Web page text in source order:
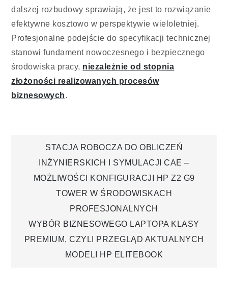
dalszej rozbudowy sprawiają, że jest to rozwiązanie
efektywne kosztowo w perspektywie wieloletniej.
Profesjonalne podejście do specyfikacji technicznej
stanowi fundament nowoczesnego i bezpiecznego
środowiska pracy, niezależnie od stopnia
złożoności realizowanych procesów
biznesowych.
Nawigacja
wpisu
STACJA ROBOCZA DO OBLICZEŃ
INŻYNIERSKICH I SYMULACJI CAE –
MOŻLIWOŚCI KONFIGURACJI HP Z2 G9
TOWER W ŚRODOWISKACH
PROFESJONALNYCH
WYBÓR BIZNESOWEGO LAPTOPA KLASY
PREMIUM, CZYLI PRZEGLĄD AKTUALNYCH
MODELI HP ELITEBOOK